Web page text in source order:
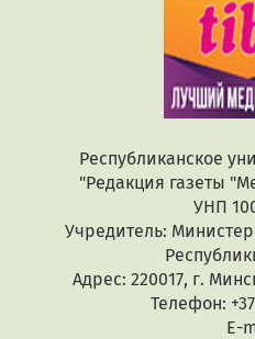
Республиканское
"Редакция газеты
УНП
Учредитель:
Адрес: 220017, г.
Телефон:
E-